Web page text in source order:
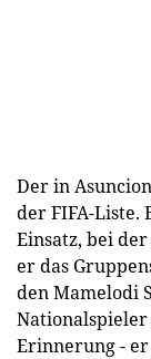
Der in
der FIFA-Liste.
Einsatz, bei
er das
den Mamelodi
Nationalspieler
Erinnerung -